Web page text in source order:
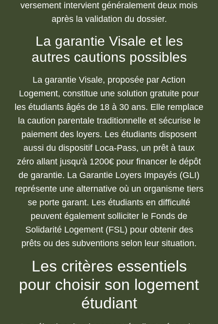
versement intervient généralement deux mois
après la validation du dossier.
La garantie Visale et les
autres cautions possibles
La garantie Visale, proposée par Action
Logement, constitue une solution gratuite pour
les étudiants âgés de 18 à 30 ans. Elle remplace
la caution parentale traditionnelle et sécurise le
paiement des loyers. Les étudiants disposent
aussi du dispositif Loca-Pass, un prêt à taux
zéro allant jusqu'à 1200€ pour financer le dépôt
de garantie. La Garantie Loyers Impayés (GLI)
représente une alternative où un organisme tiers
se porte garant. Les étudiants en difficulté
peuvent également solliciter le Fonds de
Solidarité Logement (FSL) pour obtenir des
prêts ou des subventions selon leur situation.
Les critères essentiels
pour choisir son logement
étudiant